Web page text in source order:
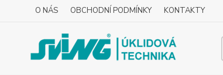
O NÁS OBCHODNÍ PODMÍNKY KONTAKTY